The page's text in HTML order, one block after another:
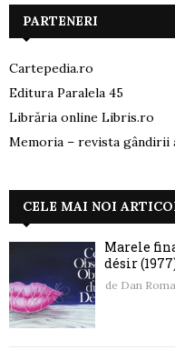
PARTENERI
Cartepedia.ro
Editura Paralela 45
Librăria online Libris.ro
Memoria – revista gândirii
CELE MAI NOI
Marele
désir
de Dan